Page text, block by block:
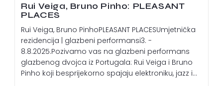
Rui Veiga, Bruno Pinho: PLEASANT
PLACES
Rui Veiga, Bruno PinhoPLEASANT PLACESUmjetnička
rezidencija | glazbeni performansi3. -
8.8.2025.Pozivamo vas na glazbeni performans
glazbenog dvojca iz Portugala: Rui Veiga i Bruno
Pinho koji besprijekorno spajaju elektroniku, jazz i…